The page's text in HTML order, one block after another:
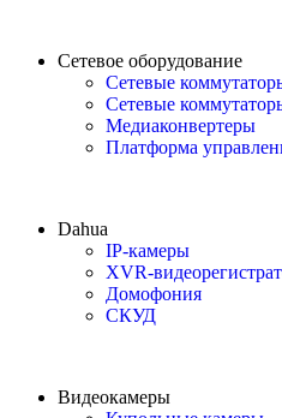
Сетевое оборудование
Сетевые
Сетевые
Медиаконвертеры
Платформа
Dahua
IP-камеры
XVR-
Домофония
СКУД
Видеокамеры